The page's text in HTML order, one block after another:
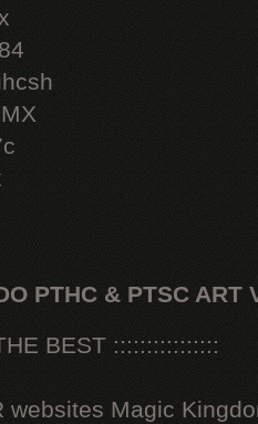
PTHC & PTSC ART
BEST ::::::::::::::::
websites Magic